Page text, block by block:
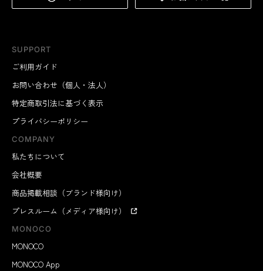
SUPPORT
ご利用ガイド
お問い合わせ（個人・法人）
特定商取引法に基づく表示
プライバシーポリシー
COMPANY
私たちについて
会社概要
商品掲載相談（ブランド様向け）
プレスルーム（メディア様向け）
MONOCO
MONOCO
MONOCO App